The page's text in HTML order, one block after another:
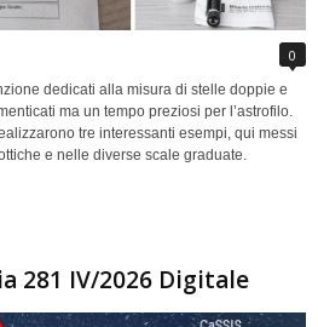
0
dedicati alla misura di stelle doppie e
ma un tempo preziosi per l’astrofilo.
tre interessanti esempi, qui messi
e nelle diverse scale graduate.
281 IV/2026 Digitale